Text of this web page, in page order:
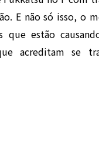
E não só isso, o
que estão
acreditam se